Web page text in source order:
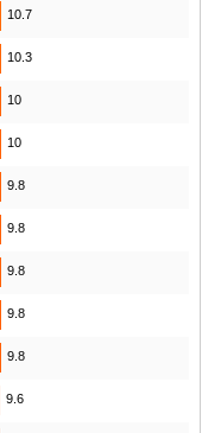
10.7
10.3
10
10
9.8
9.8
9.8
9.8
9.8
9.6